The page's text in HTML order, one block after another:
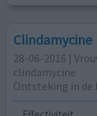
Clindamycine
28-06-2016 |
clindamycine
Ontsteking in de